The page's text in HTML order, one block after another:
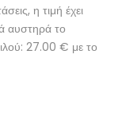
η τιμή έχει
αυστηρά το
27.00 € με το